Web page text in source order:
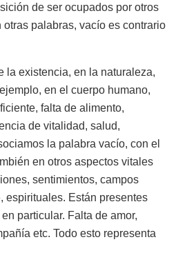
de ser ocupados por otros
palabras, vacío es contrario
la existencia, en la naturaleza,
en el cuerpo humano,
falta de alimento,
de vitalidad, salud,
la palabra vacío, con el
en otros aspectos vitales
sentimientos, campos
espirituales. Están presentes
particular. Falta de amor,
etc. Todo esto representa